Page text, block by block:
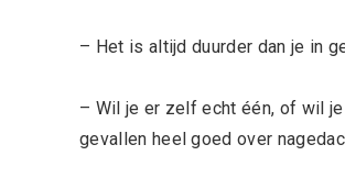
– Het is altijd duurder dan je in
– Wil je er zelf echt één, of wil
gevallen heel goed over